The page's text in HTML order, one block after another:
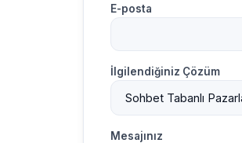
E-posta
İlgilendiğiniz Çözüm
Mesajınız